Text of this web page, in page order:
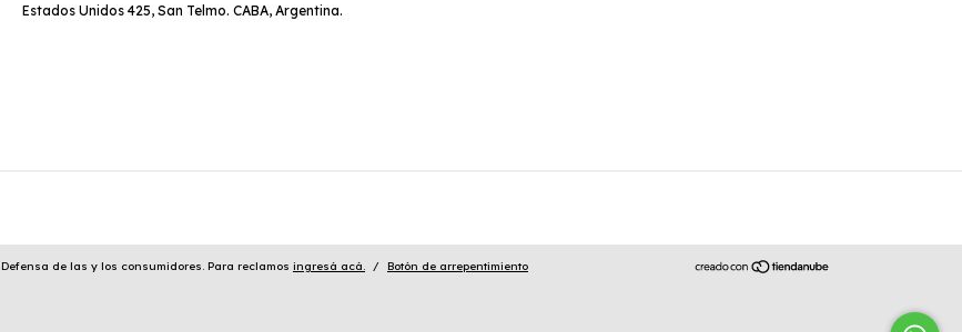
Estados Unidos 425, San Telmo. CABA, Argentina.
Defensa de las y los consumidores. Para reclamos ingresá acá. / Botón de arrepentimiento